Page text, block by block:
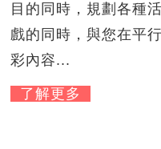
目的同時，規劃各種
戲的同時，與您在平
彩內容...
了解更多